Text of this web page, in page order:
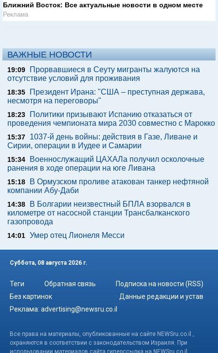
Ближний Восток: Все актуальные новости в одном месте
Реклама
ВАЖНЫЕ НОВОСТИ
19:09
Прорвавшиеся в Сеуту мигранты жалуются на
отсутствие условий для проживания
18:35
Президент Ирана: "США – преступная держава,
несмотря на переговоры"
18:23
Политики призывают Испанию отказаться от
проведения чемпионата мира 2030 совместно с Марокко
15:37
1037-й день войны: действия в Газе, Ливане и
Сирии, операции в Иудее и Самарии
15:34
Военнослужащий ЦАХАЛа получил осколочные
ранения в ходе операции на юге Ливана
15:18
В Ормузском проливе атакован танкер нефтяной
компании Абу-Даби
14:38
В Болгарии неизвестный БПЛА взорвался в
километре от насосной станции Трансбалканского
газопровода
14:01 Умер отец Лионеля Месси
Суббота, 08 августа 2026 г.
Теги Обратная связь
Подписка на новости (RSS)
Без картинок
Данные редакции и устав
Реклама: advertising@newsru.co.il
Все права на материалы, опубликованные на сайте NEWSru.co.il ,
охраняются в соответствии с законодательством Израиля. При
использовании материалов сайта гиперссылка на NEWSru.co.il